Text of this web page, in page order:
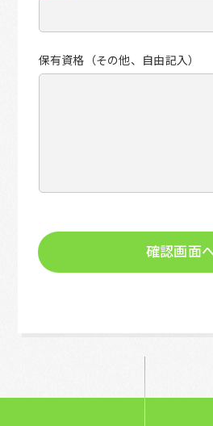
保有資格（その他、自由記入）